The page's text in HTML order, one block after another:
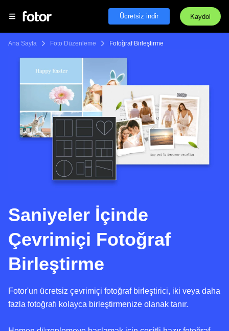
Ücretsiz indir Kaydol
Ana Sayfa Foto Düzenleme Fotoğraf Birleştirme
Saniyeler İçinde
Çevrimiçi Fotoğraf
Birleştirme
Fotor'un ücretsiz çevrimiçi fotoğraf birleştirici, iki veya daha
fazla fotoğrafı kolayca birleştirmenize olanak tanır.